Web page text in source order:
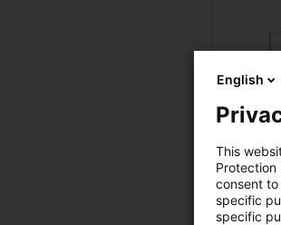
English
This
Protection
consent
specific
specific